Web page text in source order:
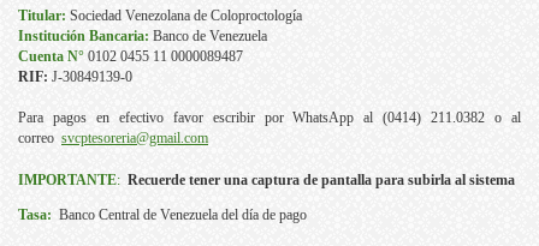
Titular: Sociedad Venezolana de Coloproctología
Institución Bancaria: Banco de Venezuela
Cuenta N° 0102 0455 11 0000089487
RIF: J-30849139-0
Para pagos en efectivo favor escribir por WhatsApp al (0414) 211.0382 o al
correo svcptesoreria@gmail.com
IMPORTANTE: Recuerde tener una captura de pantalla para subirla al sistema
Tasa: Banco Central de Venezuela del día de pago